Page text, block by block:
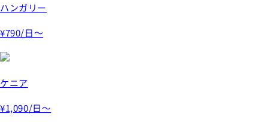
ハンガリー
¥790/日～
ケニア
¥1,090/日～